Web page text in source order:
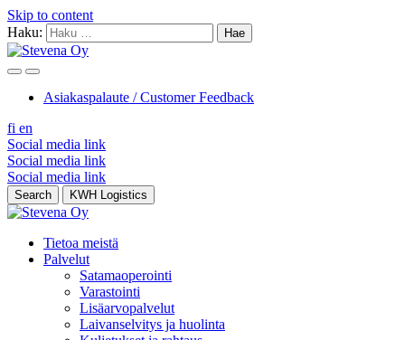
Skip to content
Haku:
Asiakaspalaute / Customer Feedback
fi en
Social media link
Social media link
Social media link
Search KWH Logistics
Tietoa meistä
Palvelut
Satamaoperointi
Varastointi
Lisäarvopalvelut
Laivanselvitys ja huolinta